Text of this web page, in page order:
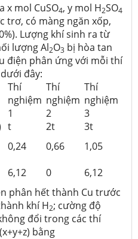
x mol CuSO4, y mol H2SO4
trơ, có màng ngăn xốp,
Lượng khí sinh ra từ
lượng Al2O3 bị hòa tan
điện phân ứng với mỗi thí
đây:
Thí
nghiệm
1
Thí
nghiệm
2
Thí
nghiệm
3
t 2t
3t
0,24 0,66
1,05
6,12 0
6,12
phân hết thành Cu trước
khí H2; cường độ
đổi trong các thí
bằng